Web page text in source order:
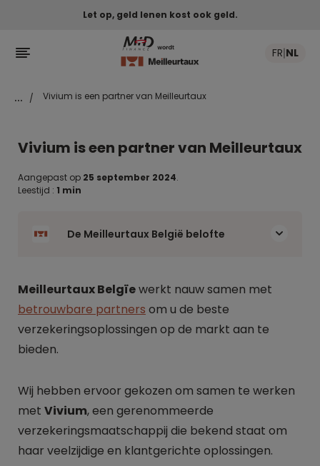
Let op, geld lenen kost ook geld.
 FR NL
... / Vivium is een partner van Meilleurtaux
Vivium is een partner van Meilleurtaux
Aangepast op 25 september 2024.
Leestijd : 1 min
De Meilleurtaux België belofte
Meilleurtaux Belgïewerkt nauw samen met
betrouwbare partners om u de beste
verzekeringsoplossingen op de markt aan te
bieden.
Wij hebben ervoor gekozen om samen te werken
met Vivium, een gerenommeerde
verzekeringsmaatschappij die bekend staat om
haar veelzijdige en klantgerichte oplossingen.